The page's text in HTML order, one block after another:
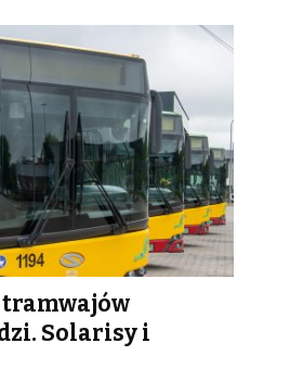
tramwajów
Solarisy i